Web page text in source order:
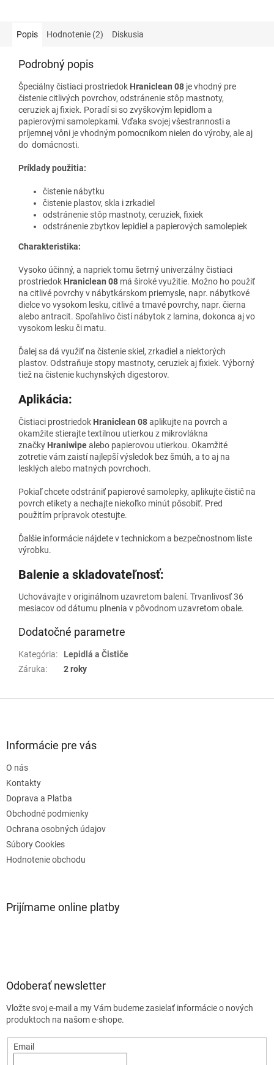
Popis Hodnotenie (2) Diskusia
Podrobný popis
Špeciálny čistiaci prostriedok Hraniclean 08 je vhodný pre
čistenie citlivých povrchov, odstránenie stôp mastnoty,
ceruziek aj fixiek. Poradí si so zvyškovým lepidlom a
papierovými samolepkami. Vďaka svojej všestrannosti a
príjemnej vôni je vhodným pomocníkom nielen do výroby, ale aj
do domácnosti.
Príklady použitia:
čistenie nábytku
čistenie plastov, skla i zrkadiel
odstránenie stôp mastnoty, ceruziek, fixiek
odstránenie zbytkov lepidiel a papierových samolepiek
Charakteristika:
Vysoko účinný, a napriek tomu šetrný univerzálny čistiaci
prostriedok Hraniclean 08 má široké využitie. Možno ho použiť
na citlivé povrchy v nábytkárskom priemysle, napr. nábytkové
dielce vo vysokom lesku, citlivé a tmavé povrchy, napr. čierna
alebo antracit. Spoľahlivo čistí nábytok z lamina, dokonca aj vo
vysokom lesku či matu.
Ďalej sa dá využiť na čistenie skiel, zrkadiel a niektorých
plastov. Odstraňuje stopy mastnoty, ceruziek aj fixiek. Výborný
tiež na čistenie kuchynských digestorov.
Aplikácia:
Čistiaci prostriedok Hraniclean 08aplikujte na povrch a
okamžite stierajte textilnou utierkou z mikrovlákna
značky Hraniwipealebo papierovou utierkou. Okamžité
zotretie vám zaistí najlepší výsledok bez šmúh, a to aj na
lesklých alebo matných povrchoch.
Pokiaľ chcete odstrániť papierové samolepky, aplikujte čistič na
povrch etikety a nechajte niekoľko minút pôsobiť. Pred
použitím prípravok otestujte.
Ďalšie informácie nájdete v technickom a bezpečnostnom liste
výrobku.
Balenie a skladovateľnosť:
Uchovávajte v originálnom uzavretom balení. Trvanlivosť 36
mesiacov od dátumu plnenia v pôvodnom uzavretom obale.
Dodatočné parametre
Kategória:
Lepidlá a Čističe
Záruka: 2 roky
Informácie pre vás
O nás
Kontakty
Doprava a Platba
Obchodné podmienky
Ochrana osobných údajov
Súbory Cookies
Hodnotenie obchodu
Prijímame online platby
Odoberať newsletter
Vložte svoj e-mail a my Vám budeme zasielať informácie o nových
produktoch na našom e-shope.
Email